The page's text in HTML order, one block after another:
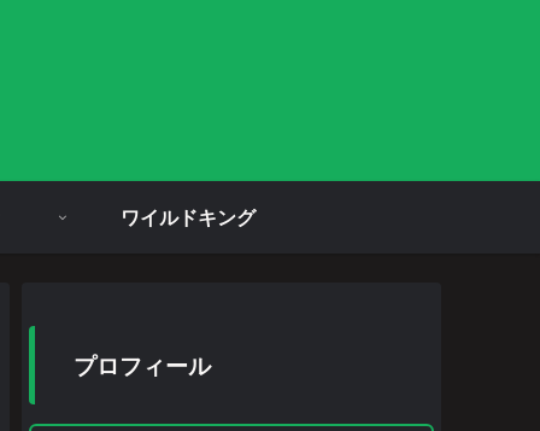
ワイルドキング
プロフィール